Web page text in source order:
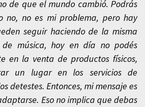
de que el mundo cambió. Podrás
no, no es mi problema, pero hay
seguir haciendo de la misma
de música, hoy en día no podés
en la venta de productos físicos,
un lugar en los servicios de
detestes. Entonces, mi mensaje es
Eso no implica que debas